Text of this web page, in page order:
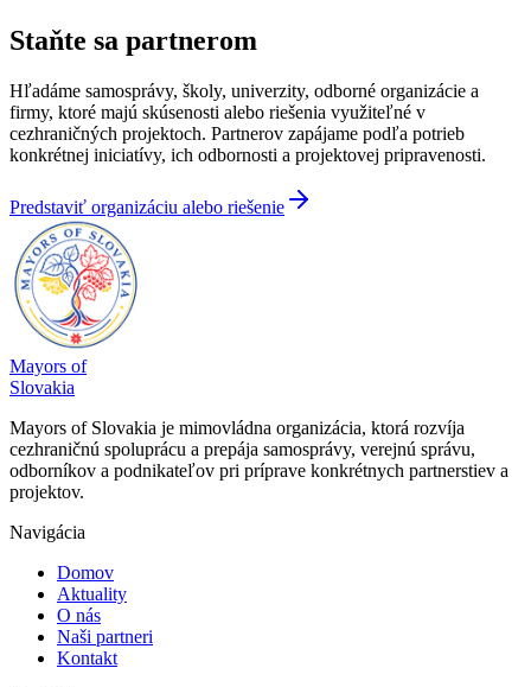
Staňte sa partnerom
Hľadáme samosprávy, školy, univerzity, odborné organizácie a
firmy, ktoré majú skúsenosti alebo riešenia využiteľné v
cezhraničných projektoch. Partnerov zapájame podľa potrieb
konkrétnej iniciatívy, ich odbornosti a projektovej pripravenosti.
Predstaviť organizáciu alebo riešenie
Mayors of
Slovakia
Mayors of Slovakia je mimovládna organizácia, ktorá rozvíja
cezhraničnú spoluprácu a prepája samosprávy, verejnú správu,
odborníkov a podnikateľov pri príprave konkrétnych partnerstiev a
projektov.
Navigácia
Domov
Aktuality
O nás
Naši partneri
Kontakt